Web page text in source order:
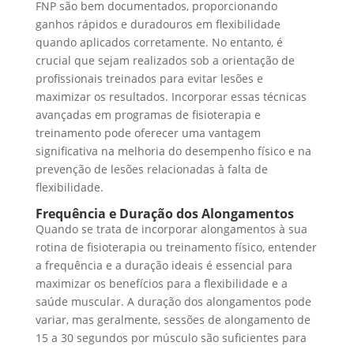
FNP são bem documentados, proporcionando
ganhos rápidos e duradouros em flexibilidade
quando aplicados corretamente. No entanto, é
crucial que sejam realizados sob a orientação de
profissionais treinados para evitar lesões e
maximizar os resultados. Incorporar essas técnicas
avançadas em programas de fisioterapia e
treinamento pode oferecer uma vantagem
significativa na melhoria do desempenho físico e na
prevenção de lesões relacionadas à falta de
flexibilidade.
Frequência e Duração dos Alongamentos
Quando se trata de incorporar alongamentos à sua
rotina de fisioterapia ou treinamento físico, entender
a frequência e a duração ideais é essencial para
maximizar os benefícios para a flexibilidade e a
saúde muscular. A duração dos alongamentos pode
variar, mas geralmente, sessões de alongamento de
15 a 30 segundos por músculo são suficientes para